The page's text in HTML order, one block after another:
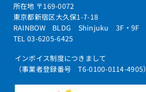
所在地 〒169-0072
東京都新宿区大久保1-7-18
RAINBOW BLDG Shinjuku 3F・9F
TEL 03-6205-6425
インボイス制度につきまして
（事業者登録番号 T6-0100-0114-4905）